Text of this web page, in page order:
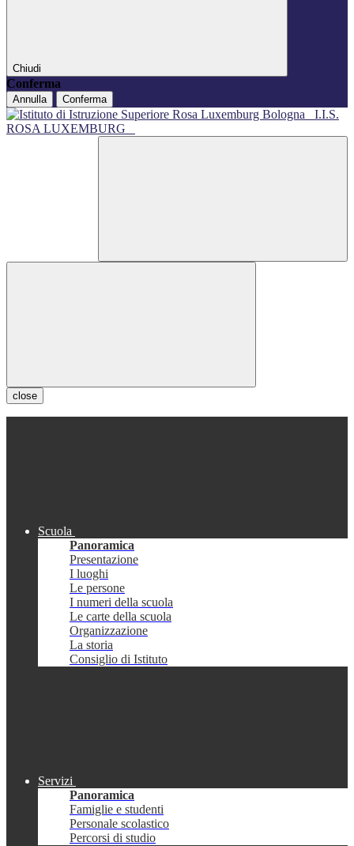
Chiudi
Conferma
Annulla Conferma
I.I.S.
ROSA LUXEMBURG
close
Scuola
Panoramica
Presentazione
I luoghi
Le persone
I numeri della scuola
Le carte della scuola
Organizzazione
La storia
Consiglio di Istituto
Servizi
Panoramica
Famiglie e studenti
Personale scolastico
Percorsi di studio